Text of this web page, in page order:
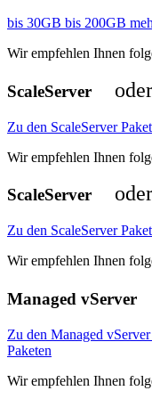
bis 30GB bis 200GB
Wir empfehlen Ihnen
ScaleServer oder
Zu den ScaleServer
Wir empfehlen Ihnen
ScaleServer oder
Zu den ScaleServer
Wir empfehlen Ihnen
Managed vServer
Zu den Managed vServer
Paketen
Wir empfehlen Ihnen